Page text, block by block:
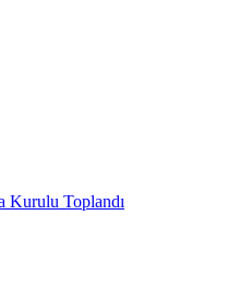
Kurulu Toplandı